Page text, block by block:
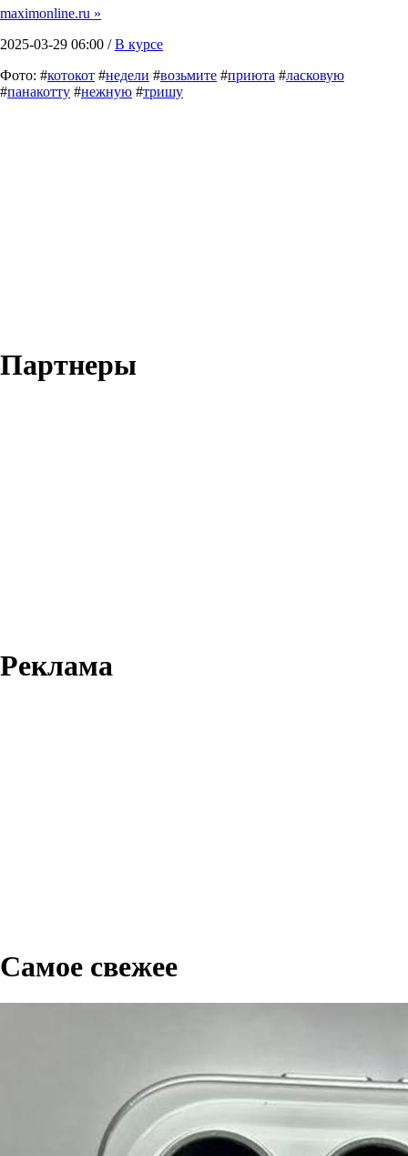
maximonline.ru »
2025-03-29 06:00 /В курсе
Фото: #котокот #недели #возьмите #приюта #ласковую
#панакотту #нежную #тришу
Партнеры
Реклама
Самое свежее